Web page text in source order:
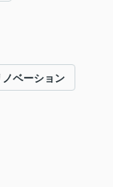
ノベーション